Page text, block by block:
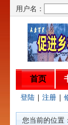
用户名：
首页
登陆 注册
您当前的位置：